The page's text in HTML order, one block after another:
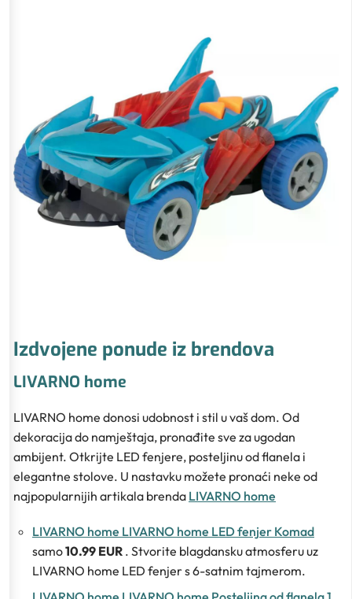
Izdvojene ponude iz brendova
LIVARNO home
LIVARNO home donosi udobnost i stil u vaš dom. Od
dekoracija do namještaja, pronađite sve za ugodan
ambijent. Otkrijte LED fenjere, posteljinu od flanela i
elegantne stolove. U nastavku možete pronaći neke od
najpopularnijih artikala brenda LIVARNO home
LIVARNO home LIVARNO home LED fenjer Komad
samo10.99 EUR . Stvorite blagdansku atmosferu uz
LIVARNO home LED fenjer s 6-satnim tajmerom.